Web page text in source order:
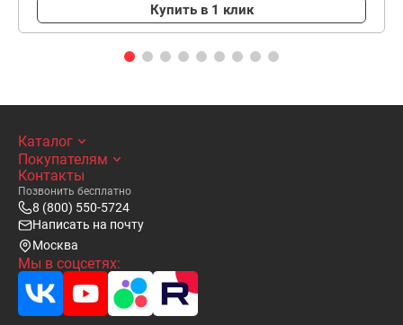
Купить в 1 клик
Каталог
Покупателям
Контакты
Позвонить бесплатно
8 (800) 550-5724
Написать на почту
Москва
Мы в соцсетях: